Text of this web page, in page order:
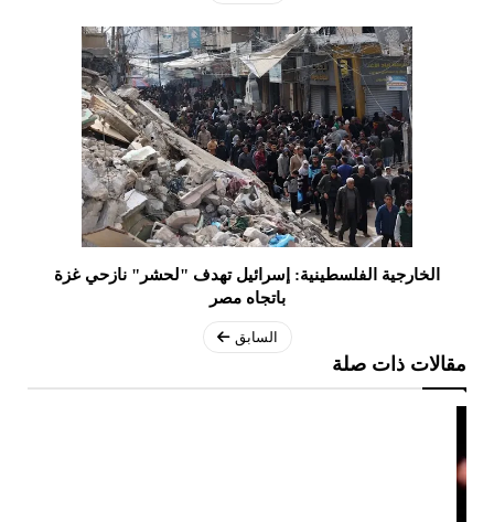
الخارجية الفلسطينية: إسرائيل تهدف "لحشر" نازحي غزة
باتجاه مصر
السابق
مقالات ذات صلة